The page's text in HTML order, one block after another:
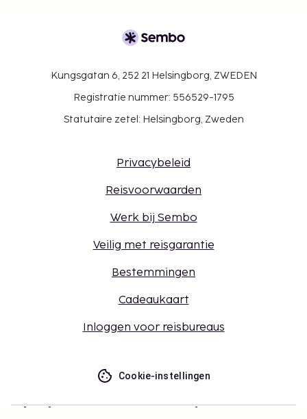
Kungsgatan 6, 252 21 Helsingborg, ZWEDEN
Registratie nummer: 556529-1795
Statutaire zetel: Helsingborg, Zweden
Privacybeleid
Reisvoorwaarden
Werk bij Sembo
Veilig met reisgarantie
Bestemmingen
Cadeaukaart
Inloggen voor reisbureaus
Cookie-instellingen